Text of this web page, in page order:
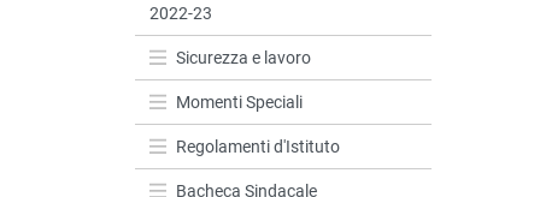
2022-23
Sicurezza e lavoro
Momenti Speciali
Regolamenti d'Istituto
Bacheca Sindacale